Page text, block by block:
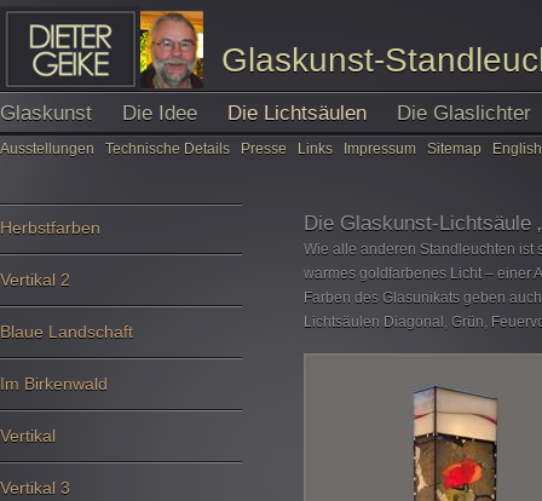
Glaskunst-
Glaskunst Die Idee Die Lichtsäulen Die Glaslichter
Ausstellungen Technische Details Presse Links Impressum Sitemap English
Herbstfarben
Vertikal 2
Blaue Landschaft
Im Birkenwald
Vertikal
Vertikal 3
Die Glaskunst-Lichtsäule
Wie alle anderen Standleuchten ist
warmes goldfarbenes Licht – einer
Farben des Glasunikats geben
Lichtsäulen Diagonal, Grün,